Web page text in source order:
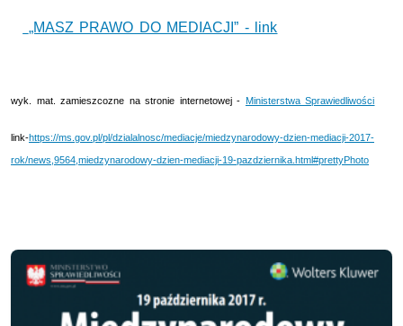
„MASZ PRAWO DO MEDIACJI” - link
wyk. mat. zamieszcozne na stronie internetowej - Ministerstwa Sprawiedliwości
link-https://ms.gov.pl/pl/dzialalnosc/mediacje/miedzynarodowy-dzien-mediacji-2017-
rok/news,9564,miedzynarodowy-dzien-mediacji-19-pazdziernika.html#prettyPhoto